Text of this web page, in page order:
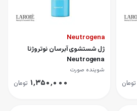
تومان
Neutrogena
ژل شستشوی آبرسان نوتروژنا
Neutrogena
شوینده صورت
۱٬۳۵۰٬۰۰۰ تومان